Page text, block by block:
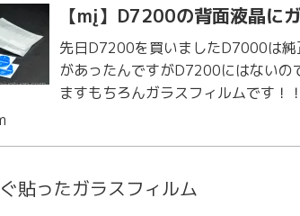
【mį】D7200の背面液晶に
先日D7200を買いましたD7000は
があったんですがD7200にはないの
ますもちろんガラスフィルムです
貼ったガラスフィルム